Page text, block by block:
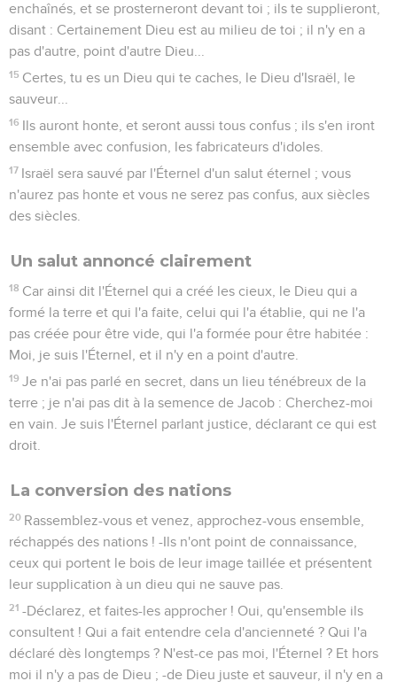
enchaînés, et se prosterneront devant toi ; ils te supplieront,
disant : Certainement Dieu est au milieu de toi ; il n'y en a
pas d'autre, point d'autre Dieu...
15 Certes, tu es un Dieu qui te caches, le Dieu d'Israël, le
sauveur...
16 Ils auront honte, et seront aussi tous confus ; ils s'en iront
ensemble avec confusion, les fabricateurs d'idoles.
17 Israël sera sauvé par l'Éternel d'un salut éternel ; vous
n'aurez pas honte et vous ne serez pas confus, aux siècles
des siècles.
Un salut annoncé clairement
18 Car ainsi dit l'Éternel qui a créé les cieux, le Dieu qui a
formé la terre et qui l'a faite, celui qui l'a établie, qui ne l'a
pas créée pour être vide, qui l'a formée pour être habitée :
Moi, je suis l'Éternel, et il n'y en a point d'autre.
19 Je n'ai pas parlé en secret, dans un lieu ténébreux de la
terre ; je n'ai pas dit à la semence de Jacob : Cherchez-moi
en vain. Je suis l'Éternel parlant justice, déclarant ce qui est
droit.
La conversion des nations
20 Rassemblez-vous et venez, approchez-vous ensemble,
réchappés des nations ! -Ils n'ont point de connaissance,
ceux qui portent le bois de leur image taillée et présentent
leur supplication à un dieu qui ne sauve pas.
21 -Déclarez, et faites-les approcher ! Oui, qu'ensemble ils
consultent ! Qui a fait entendre cela d'ancienneté ? Qui l'a
déclaré dès longtemps ? N'est-ce pas moi, l'Éternel ? Et hors
moi il n'y a pas de Dieu ; -de Dieu juste et sauveur, il n'y en a